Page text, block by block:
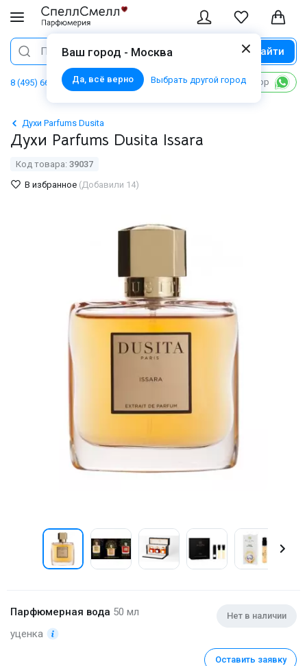
Ваш город - Москва
Да, всё верно Выбрать другой город
Поиск Найти
8 (495) 668 06 02 Написать в WhatsApp
Духи Parfums Dusita
Духи Parfums Dusita Issara
Код товара: 39037
В избранное (Добавили 14)
Парфюмерная вода 50 мл
уценка
Нет в наличии
Оставить заявку